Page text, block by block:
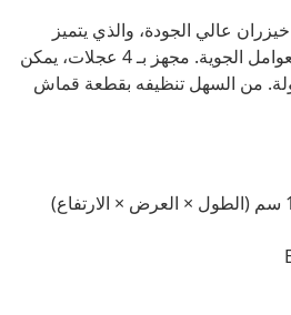
عالي الجودة، والذي يتميز
بالمتانة ومقاومة ممتازة للعوامل الجوية. مجهز بـ 4 عجلات، يمكن
من السهل تنظيفه بقطعة قماش